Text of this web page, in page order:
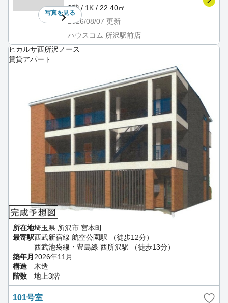
写真を見る
3階 / 1K / 22.40㎡
2026/08/07 更新
ハウスコム 所沢駅前店
ヒカルサ西所沢ノース
賃貸アパート
所在地埼玉県 所沢市 宮本町
最寄駅西武新宿線 航空公園駅 （徒歩12分）
西武池袋線・豊島線 西所沢駅 （徒歩13分）
築年月 2026年11月
構造
木造
階数
地上3階
101号室